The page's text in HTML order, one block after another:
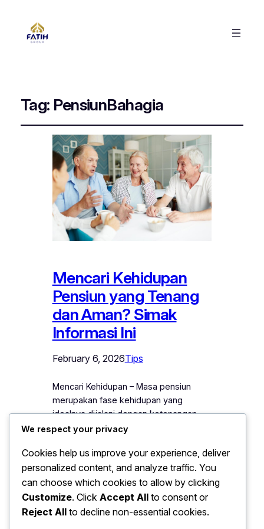
Tag: PensiunBahagia
Mencari Kehidupan
Pensiun yang Tenang
dan Aman? Simak
Informasi Ini
February 6, 2026Tips
Mencari Kehidupan – Masa pensiun
merupakan fase kehidupan yang
idealnya dijalani dengan ketenangan
dan rasa aman. Setelah puluhan tahun
tentu ingin menikmati hidup tanpa stres,
tetap sehat, dan dapat menjalani hari-
hari dengan nyaman. Namun, mencapai
kehidupan pensiun yang berkualitas
tidak terjadi begitu saja. Diperlukan
We respect your privacy
Cookies help us improve your experience, deliver
personalized content, and analyze traffic. You
can choose which cookies to allow by clicking
Customize. Click Accept All to consent or
Reject All to decline non-essential cookies.